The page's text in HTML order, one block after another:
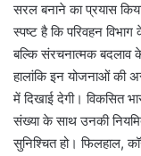
सरल बनाने का प्रयास
स्पष्ट है कि परिवहन
बल्कि संरचनात्मक बदलाव
हालांकि इन योजनाओं की
में दिखाई देगी। विकसित
संख्या के साथ उनकी
सुनिश्चित हो। फिलहाल,